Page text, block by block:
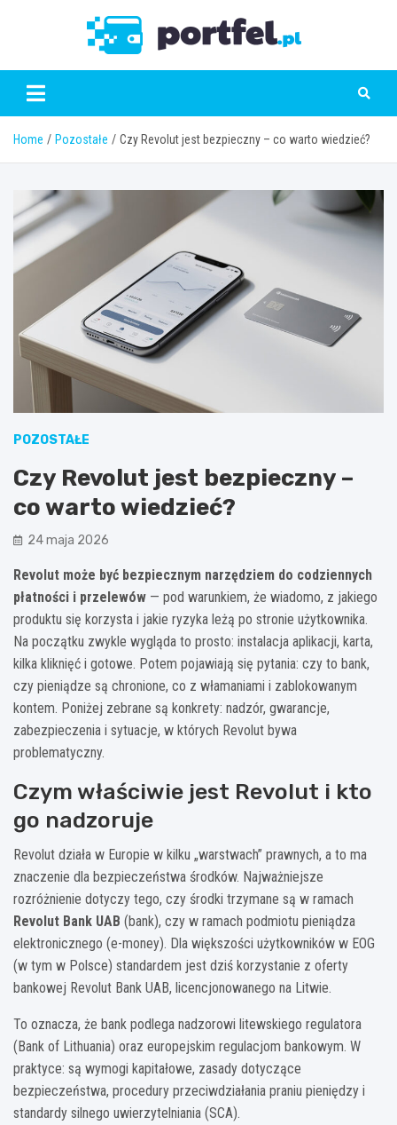
Home Pozostałe Czy Revolut jest bezpieczny – co warto wiedzieć?
POZOSTAŁE
Czy Revolut jest bezpieczny –
co warto wiedzieć?
24 maja 2026
Revolut może być bezpiecznym narzędziem do codziennych
płatności i przelewów — pod warunkiem, że wiadomo, z jakiego
produktu się korzysta i jakie ryzyka leżą po stronie użytkownika.
Na początku zwykle wygląda to prosto: instalacja aplikacji, karta,
kilka kliknięć i gotowe. Potem pojawiają się pytania: czy to bank,
czy pieniądze są chronione, co z włamaniami i zablokowanym
kontem. Poniżej zebrane są konkrety: nadzór, gwarancje,
zabezpieczenia i sytuacje, w których Revolut bywa
problematyczny.
Czym właściwie jest Revolut i kto
go nadzoruje
Revolut działa w Europie w kilku „warstwach” prawnych, a to ma
znaczenie dla bezpieczeństwa środków. Najważniejsze
rozróżnienie dotyczy tego, czy środki trzymane są w ramach
Revolut Bank UAB (bank), czy w ramach podmiotu pieniądza
elektronicznego (e-money). Dla większości użytkowników w EOG
(w tym w Polsce) standardem jest dziś korzystanie z oferty
bankowej Revolut Bank UAB, licencjonowanego na Litwie.
To oznacza, że bank podlega nadzorowi litewskiego regulatora
(Bank of Lithuania) oraz europejskim regulacjom bankowym. W
praktyce: są wymogi kapitałowe, zasady dotyczące
bezpieczeństwa, procedury przeciwdziałania praniu pieniędzy i
standardy silnego uwierzytelniania (SCA).